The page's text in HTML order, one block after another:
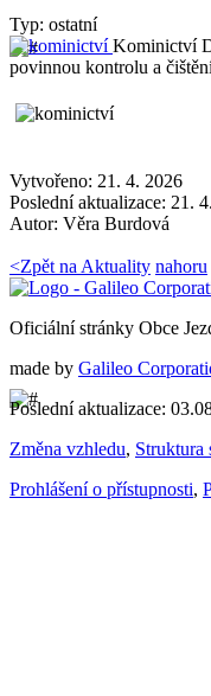
Typ: ostatní
Kominictví
povinnou kontrolu a
Vytvořeno: 21. 4. 2026
Poslední aktualizace: 21.
Autor: Věra Burdová
<Zpět na Aktuality nahoru
Oficiální stránky Obce
made by Galileo
Poslední aktualizace:
Změna vzhledu, Struktura
Prohlášení o přístupnosti,